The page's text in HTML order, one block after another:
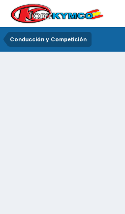
Conducción y Competición